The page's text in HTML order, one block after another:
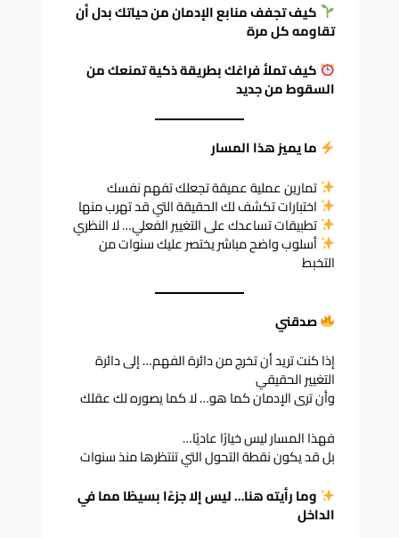
كيف تجفف منابع الإدمان من حياتك بدل أن
تقاومه كل مرة
كيف تملأ فراغك بطريقة ذكية تمنعك من
السقوط من جديد
ما يميز هذا المسار
تمارين عملية عميقة تجعلك تفهم نفسك
اختبارات تكشف لك الحقيقة التي قد تهرب منها
تطبيقات تساعدك على التغيير الفعلي… لا النظري
أسلوب واضح مباشر يختصر عليك سنوات من
التخبط
صدقني
إذا كنت تريد أن تخرج من دائرة الفهم… إلى دائرة
التغيير الحقيقي
وأن ترى الإدمان كما هو… لا كما يصوره لك عقلك
فهذا المسار ليس خيارًا عاديًا…
بل قد يكون نقطة التحول التي تنتظرها منذ سنوات
وما رأيته هنا… ليس إلا جزءًا بسيطًا مما في
الداخل